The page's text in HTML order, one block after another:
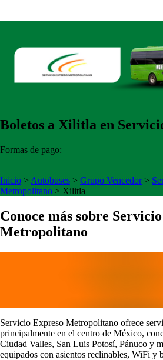
Boletos a Xilitla en
Formas de pago:
Inicio > Autobuses > Grupo Vencedor>
Metropolitano > Xilitla
Conoce más sobre
Metropolitano
Servicio Expreso Metropolitano ofrece
principalmente en el centro de México,
Ciudad Valles, San Luis Potosí, Pánuco y
equipados con asientos reclinables, WiFi y